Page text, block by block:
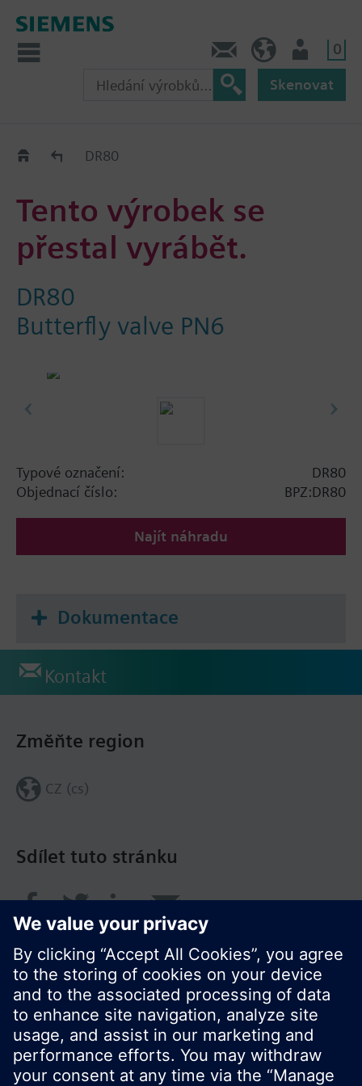
0
Skenovat
Old2New
DR80
Tento výrobek se
přestal vyrábět.
DR80
Butterfly valve PN6
Typové označení:
DR80
Objednací číslo:
BPZ:DR80
Najít náhradu
Dokumentace
Kontakt
Sdílet tuto stránku
Změňte region
CZ (cs)
© Siemens Switzerland Ltd. 2017